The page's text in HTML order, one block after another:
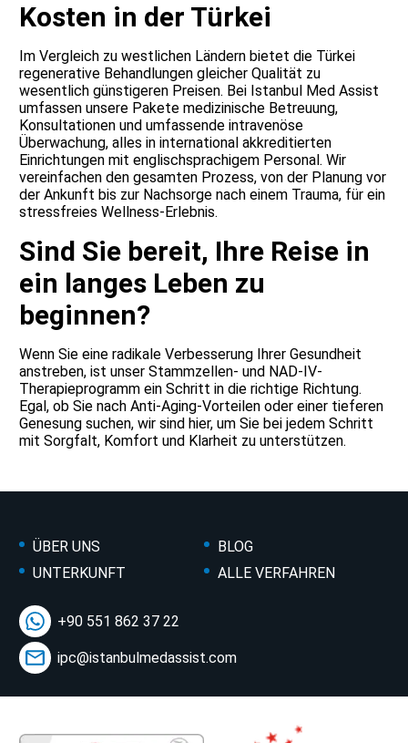
Kosten in der Türkei
Im Vergleich zu westlichen Ländern bietet die Türkei
regenerative Behandlungen gleicher Qualität zu
wesentlich günstigeren Preisen. Bei Istanbul Med Assist
umfassen unsere Pakete medizinische Betreuung,
Konsultationen und umfassende intravenöse
Überwachung, alles in international akkreditierten
Einrichtungen mit englischsprachigem Personal. Wir
vereinfachen den gesamten Prozess, von der Planung vor
der Ankunft bis zur Nachsorge nach einem Trauma, für ein
stressfreies Wellness-Erlebnis.
Sind Sie bereit, Ihre Reise in
ein langes Leben zu
beginnen?
Wenn Sie eine radikale Verbesserung Ihrer Gesundheit
anstreben, ist unser Stammzellen- und NAD-IV-
Therapieprogramm ein Schritt in die richtige Richtung.
Egal, ob Sie nach Anti-Aging-Vorteilen oder einer tieferen
Genesung suchen, wir sind hier, um Sie bei jedem Schritt
mit Sorgfalt, Komfort und Klarheit zu unterstützen.
ÜBER UNS
BLOG
UNTERKUNFT
ALLE VERFAHREN
+90 551 862 37 22
ipc@istanbulmedassist.com